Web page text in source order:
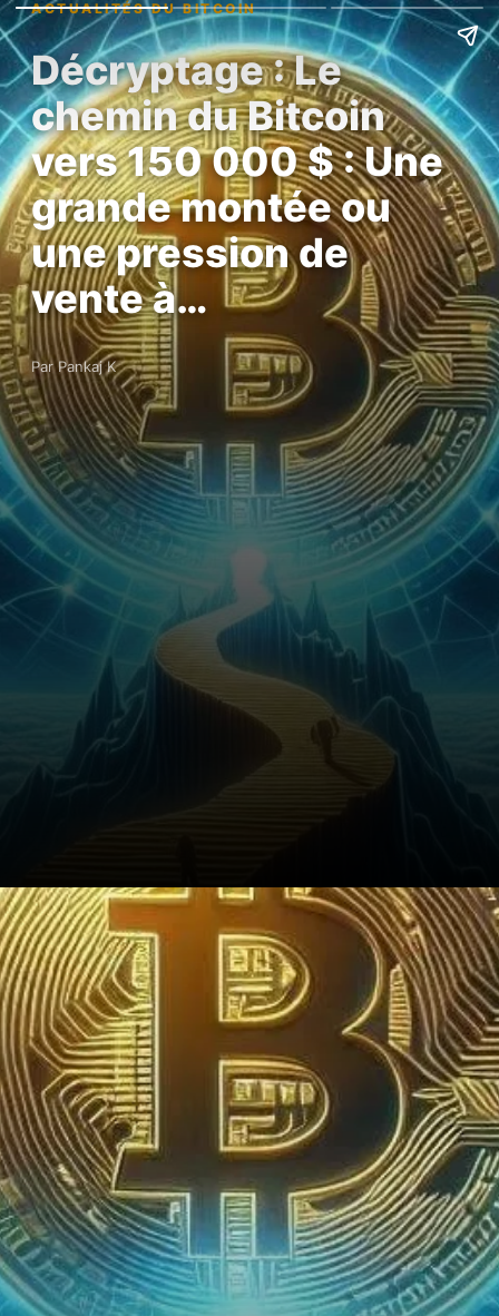
ACTUALITÉS DU BITCOIN
Décryptage : Le
chemin du Bitcoin
vers 150 000 $ : Une
grande montée ou
une pression de
vente à…
Par Pankaj K